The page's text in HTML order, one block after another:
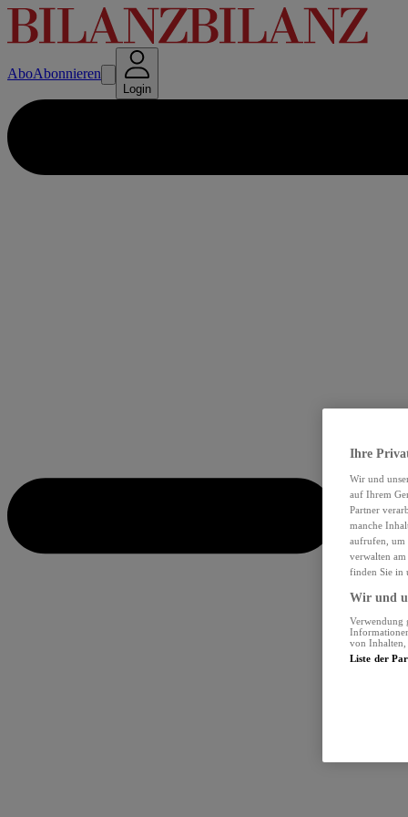
AboAbonnieren
Login
Ihre
Wir und
auf Ihrem
Partner
manche
aufrufen, um
verwalten
finden Sie in
Wir und
Verwendung
von Inhalten,
Liste der